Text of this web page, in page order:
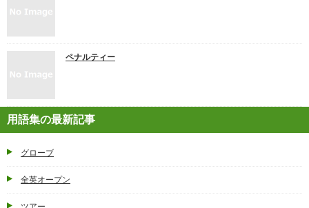
ペナルティー
用語集の最新記事
グローブ
全英オープン